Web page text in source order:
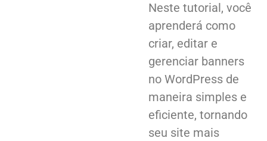
Neste tutorial, você
aprenderá como
criar, editar e
gerenciar banners
no WordPress de
maneira simples e
eficiente, tornando
seu site mais